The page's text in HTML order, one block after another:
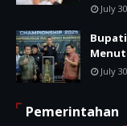
July
July
Pemerintahan